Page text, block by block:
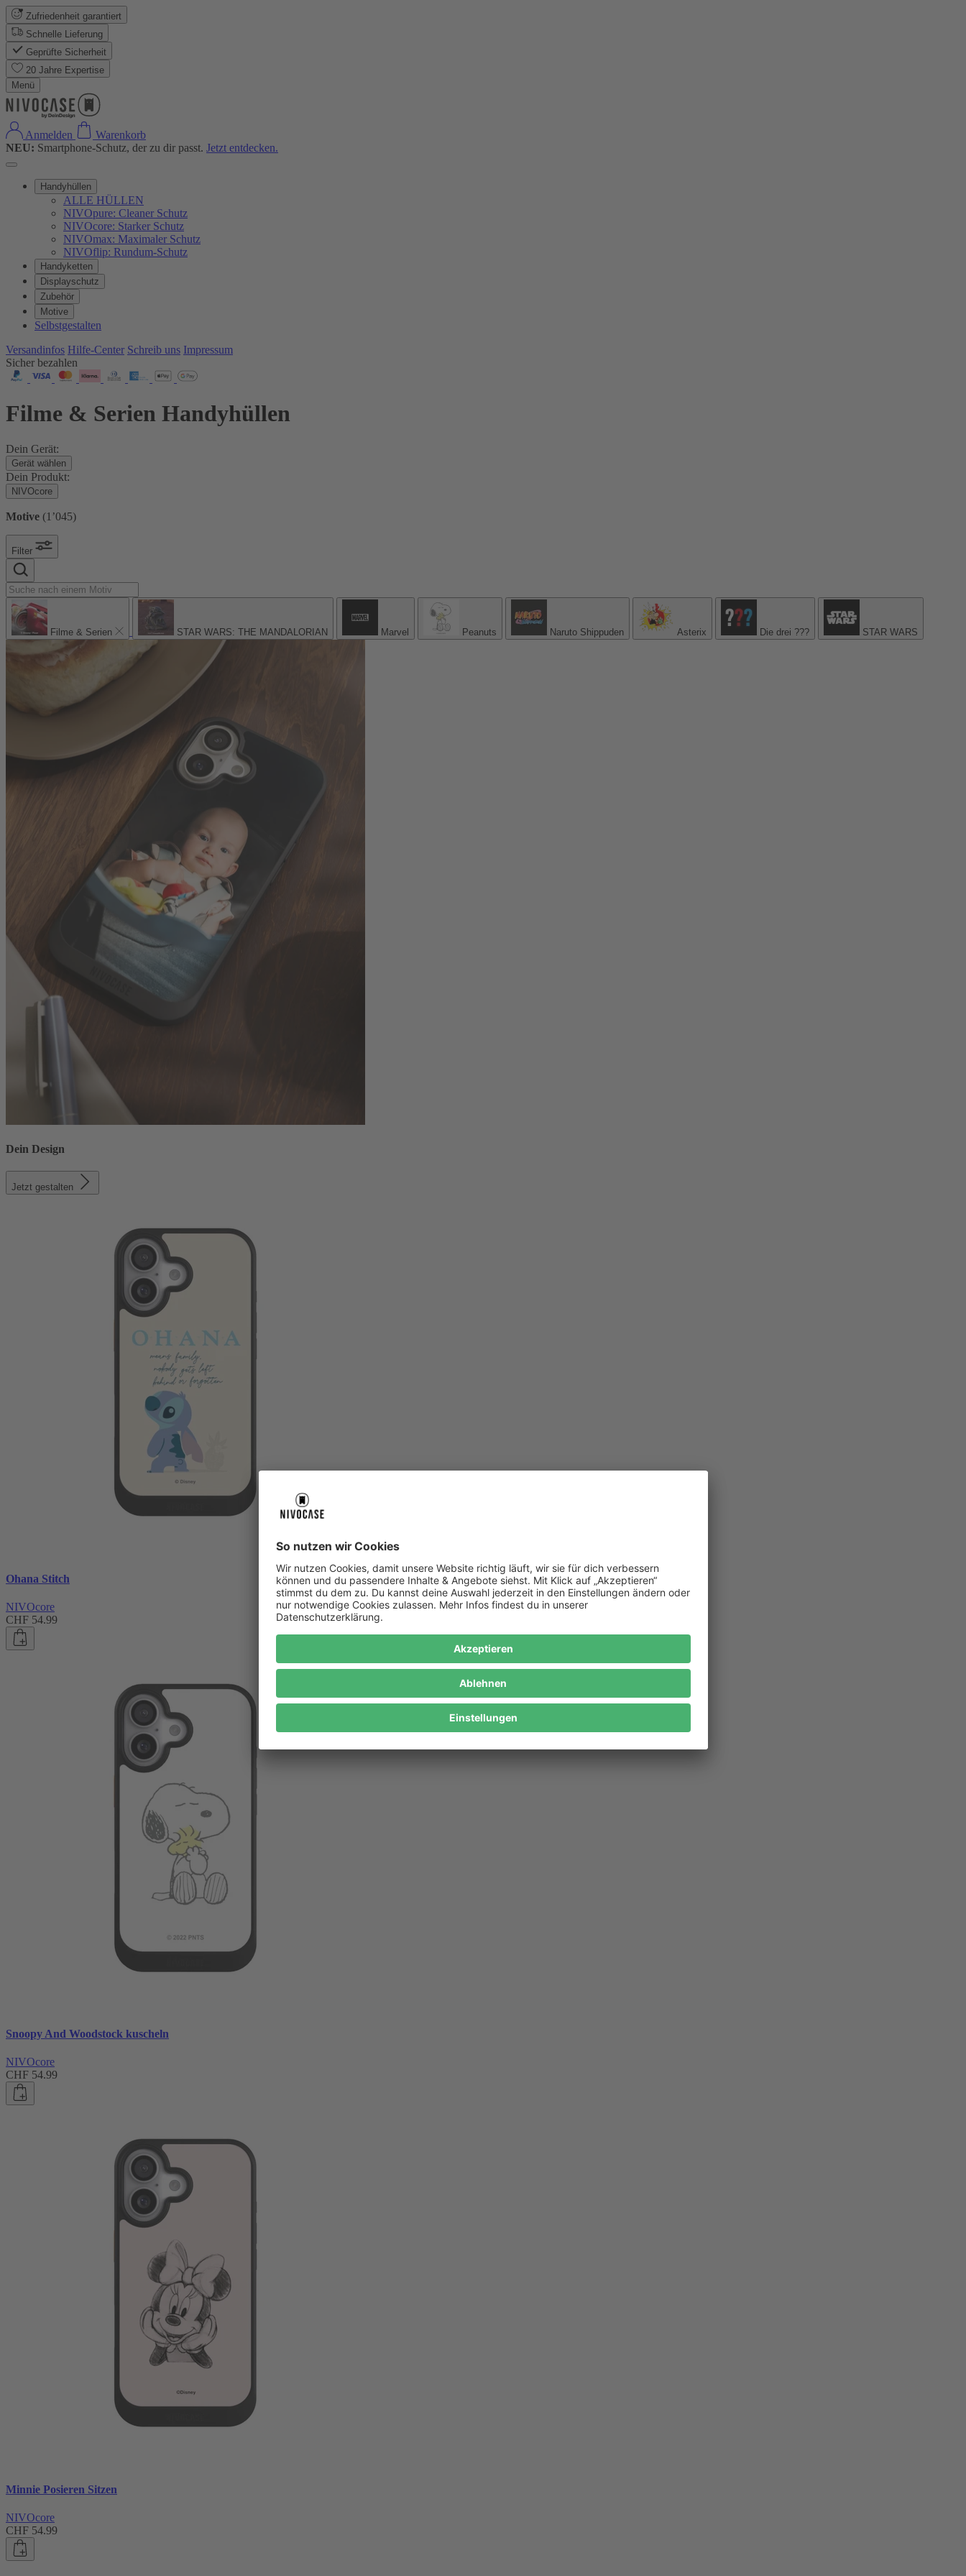
Zufriedenheit garantiert
Schnelle Lieferung
Geprüfte Sicherheit
20 Jahre Expertise
Menü
Anmelden
Warenkorb
NEU: Smartphone-Schutz, der zu dir passt. Jetzt entdecken.
Handyhüllen
ALLE HÜLLEN
NIVOpure: Cleaner Schutz
NIVOcore: Starker Schutz
NIVOmax: Maximaler Schutz
NIVOflip: Rundum-Schutz
Handyketten
Displayschutz
Zubehör
Motive
Selbstgestalten
Versandinfos Hilfe-Center Schreib uns Impressum
Sicher bezahlen
Filme & Serien Handyhüllen
Dein Gerät:
Gerät wählen
Dein Produkt:
NIVOcore
Motive (1’045)
Filter
Filme & Serien STAR WARS: THE MANDALORIAN Marvel Peanuts Naruto Shippuden Asterix Die drei ??? STAR WARS
Dein Design
Jetzt gestalten
Ohana Stitch
NIVOcore
CHF 54.99
Snoopy And Woodstock kuscheln
NIVOcore
CHF 54.99
Minnie Posieren Sitzen
NIVOcore
CHF 54.99